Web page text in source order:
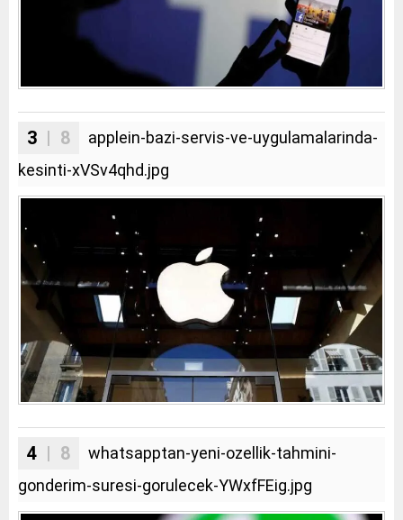
3 | 8
applein-bazi-servis-ve-uygulamalarinda-
kesinti-xVSv4qhd.jpg
4 | 8
whatsapptan-yeni-ozellik-tahmini-
gonderim-suresi-gorulecek-YWxfFEig.jpg